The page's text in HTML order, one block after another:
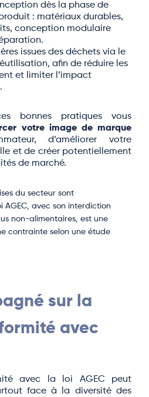
dès la phase de
: matériaux durables,
conception modulaire
issues des déchets via le
afin de réduire les
et limiter l’impact
bonnes pratiques vous
votre image de marque
d’améliorer votre
et de créer potentiellement
de marché.
du secteur sont
AGEC, avec son interdiction
non-alimentaires, est une
contrainte selon une étude
sur la
avec
avec la loi AGEC peut
face à la diversité des